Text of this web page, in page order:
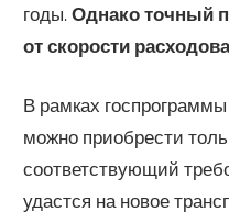
годы.Однако точный
от скорости
В рамках
можно приобрести
соответствующий
удастся на новое